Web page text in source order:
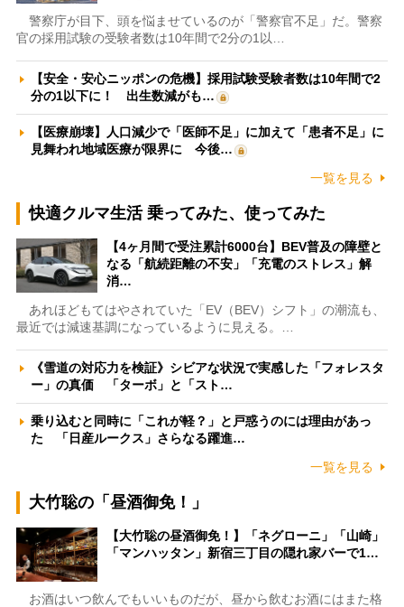
警察庁が目下、頭を悩ませているのが「警察官不足」だ。警察
官の採用試験の受験者数は10年間で2分の1以…
【安全・安心ニッポンの危機】採用試験受験者数は10年間で2
分の1以下に！ 出生数減がも…
【医療崩壊】人口減少で「医師不足」に加えて「患者不足」に
見舞われ地域医療が限界に 今後…
一覧を見る
快適クルマ生活 乗ってみた、使ってみた
【4ヶ月間で受注累計6000台】BEV普及の障壁と
なる「航続距離の不安」「充電のストレス」解
消…
あれほどもてはやされていた「EV（BEV）シフト」の潮流も、
最近では減速基調になっているように見える。…
《雪道の対応力を検証》シビアな状況で実感した「フォレスタ
ー」の真価 「ターボ」と「スト…
乗り込むと同時に「これが軽？」と戸惑うのには理由があっ
た 「日産ルークス」さらなる躍進…
一覧を見る
大竹聡の「昼酒御免！」
【大竹聡の昼酒御免！】「ネグローニ」「山崎」
「マンハッタン」新宿三丁目の隠れ家バーで1…
お酒はいつ飲んでもいいものだが、昼から飲むお酒にはまた格